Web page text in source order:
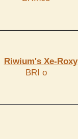
Riwium's Xe-Roxy
BRI o